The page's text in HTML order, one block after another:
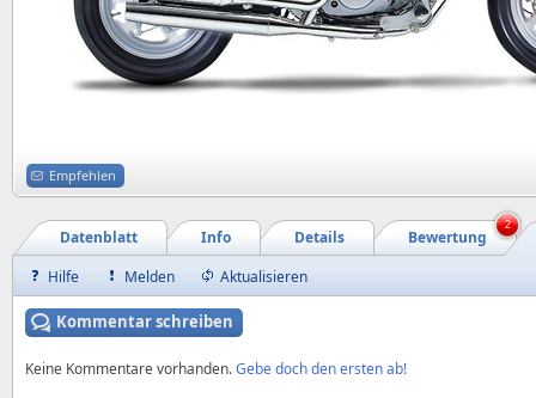
Empfehlen
Bewertung
Details
Info
Datenblatt
2
Hilfe Melden Aktualisieren
Kommentar schreiben
Keine Kommentare vorhanden.Gebe doch den ersten ab!